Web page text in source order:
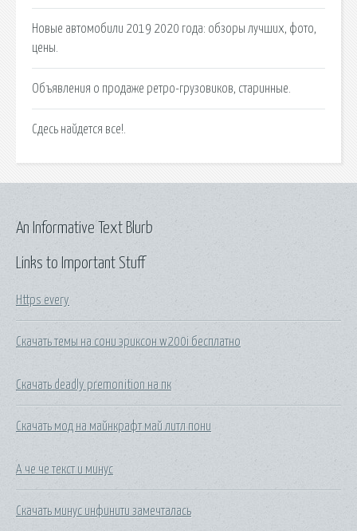
Новые автомобили 2019 2020 года: обзоры лучших, фото,
цены.
Объявления о продаже ретро-грузовиков, старинные.
Сдесь найдется все!.
Links to Important Stuff
Https every
Скачать темы на сони эриксон w200i бесплатно
Скачать deadly premonition на пк
Скачать мод на майнкрафт май литл пони
А че че текст и минус
Скачать минус инфинити замечталась
An Informative Text Blurb